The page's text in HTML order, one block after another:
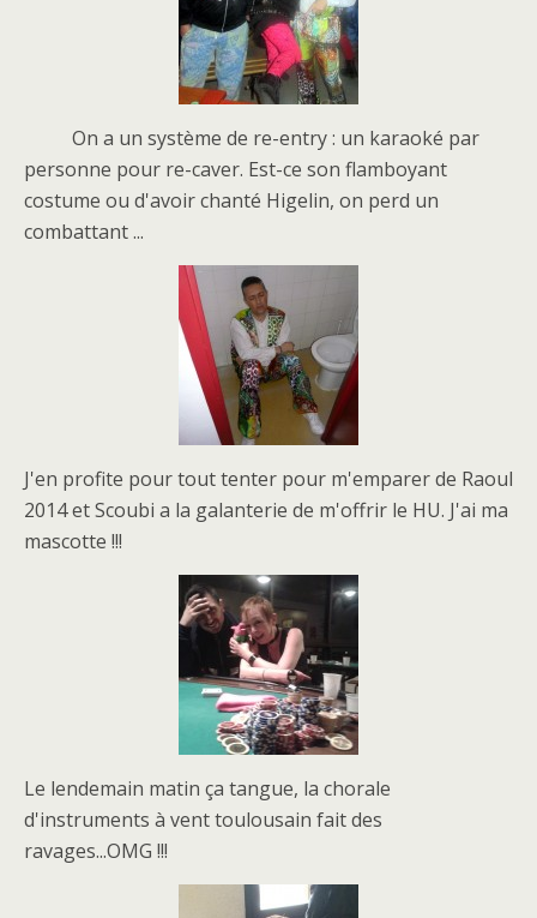
On a un système de re-entry : un karaoké par
personne pour re-caver. Est-ce son flamboyant
costume ou d'avoir chanté Higelin, on perd un
combattant ...
J'en profite pour tout tenter pour m'emparer de Raoul
2014 et Scoubi a la galanterie de m'offrir le HU. J'ai ma
mascotte !!!
Le lendemain matin ça tangue, la chorale
d'instruments à vent toulousain fait des
ravages...OMG !!!